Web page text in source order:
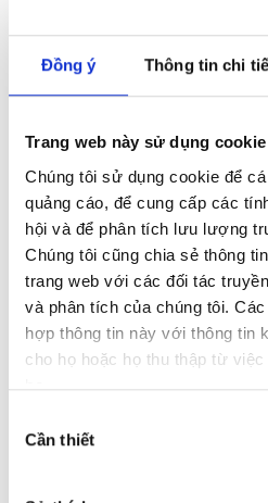
Đồng ý Thông tin chi
Trang web này sử dụng cookie
Chúng tôi sử dụng cookie để
quảng cáo, để cung cấp các
hội và để phân tích lưu lượng
Chúng tôi cũng chia sẻ thông
trang web với các đối tác
và phân tích của chúng tôi.
hợp thông tin này với thông tin
cho họ hoặc họ thu thập từ
họ.
chọn
Cần thiết
09:46, 23/01/2026
Audi Hà Nội trân trọng cảm ơn
chọn Audi A6 làm người bạn
những hành trình du xuân.
Với thiết kế sắc sảo và trau chuốt,
gian – nơi vẻ đẹp lịch lãm hòa
phóng khoáng, toát lên phong thái
Xem thêm